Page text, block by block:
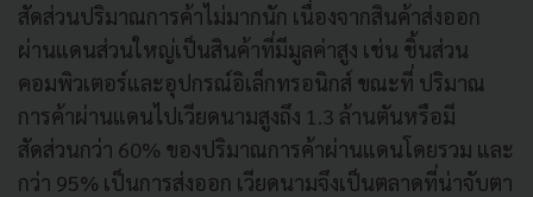
สัดส่วนปริมาณการค้าไม่มากนัก เนื่องจากสินค้าส่งออก
ผ่านแดนส่วนใหญ่เป็นสินค้าที่มีมูลค่าสูง เช่น ชิ้นส่วน
คอมพิวเตอร์และอุปกรณ์อิเล็กทรอนิกส์ ขณะที่ ปริมาณ
การค้าผ่านแดนไปเวียดนามสูงถึง 1.3 ล้านตันหรือมี
สัดส่วนกว่า 60% ของปริมาณการค้าผ่านแดนโดยรวม และ
กว่า 95% เป็นการส่งออก เวียดนามจึงเป็นตลาดที่น่าจับตา